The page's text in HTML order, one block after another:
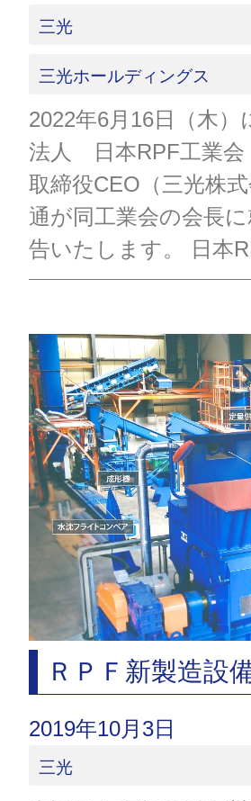
三光
三光ホールディングス
2022年6月16日（木
法人 日本RPF工業
取締役CEO（三光株
通が同工業会の会長
告いたします。 日本
ＲＰＦ新製造設
2019年10月3日
三光